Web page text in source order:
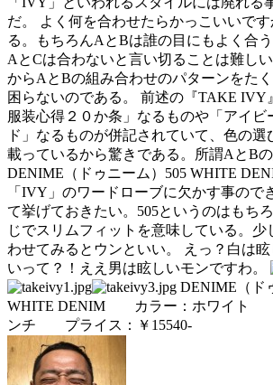
だ。 よく何を合わせたらかっこいいで
る。もちろんAとBは誰の目にもよく合う
AとCは合わないと言い切ることは難し
からAとBの組み合わせのパターンをた
困らないのである。 前述の『TAKE IVY
服装心得２０か条」なるものや「アイビ
ド」なるものが併記されていて、色の
載っているから驚きである。所謂AとBの
DENIME（ドゥニーム）505 WHITE
「IVY」のワードローブに欠かす事ので
て挙げておきたい。505というのはもち
じでスリムフィットを意味している。少
わせてみるとウンといい。 えっ？白は
いって？！ええ男は眩しいモンですわ。
DENIME（ド
WHITE DENIM カラー：ホワイト
ンチ プライス：￥15540-